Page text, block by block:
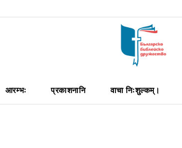
आरम्भः प्रकाशनानि वाचा निःशुल्कम्।